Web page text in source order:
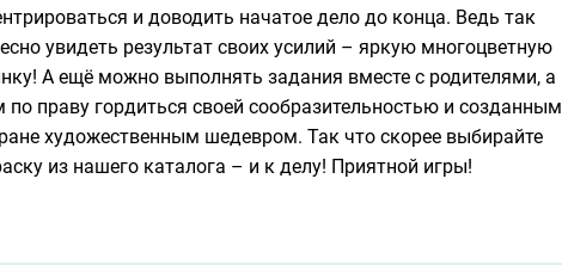
и доводить начатое дело до конца. Ведь так
увидеть результат своих усилий – яркую многоцветную
А ещё можно выполнять задания вместе с родителями, а
по праву гордиться своей сообразительностью и созданным
художественным шедевром. Так что скорее выбирайте
из нашего каталога – и к делу! Приятной игры!